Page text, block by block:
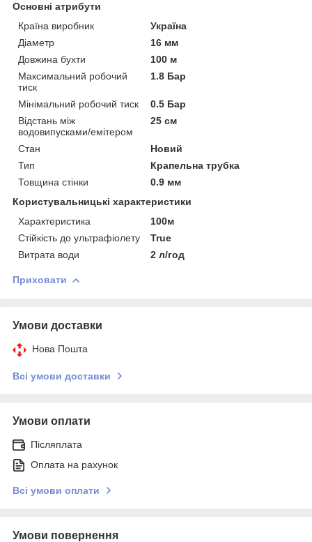
Основні атрибути
Країна виробник
Україна
Діаметр
16 мм
Довжина бухти
100 м
Максимальний робочий
тиск
1.8 Бар
Мінімальний робочий тиск
0.5 Бар
Відстань між
водовипусками/емітером
25 см
Стан
Новий
Тип
Крапельна трубка
Товщина стінки
0.9 мм
Користувальницькі характеристики
Характеристика
100м
Стійкість до ультрафіолету
True
Витрата води
2 л/год
Приховати
Умови доставки
Нова Пошта
Всі умови доставки
Умови оплати
Післяплата
Оплата на рахунок
Всі умови оплати
Умови повернення